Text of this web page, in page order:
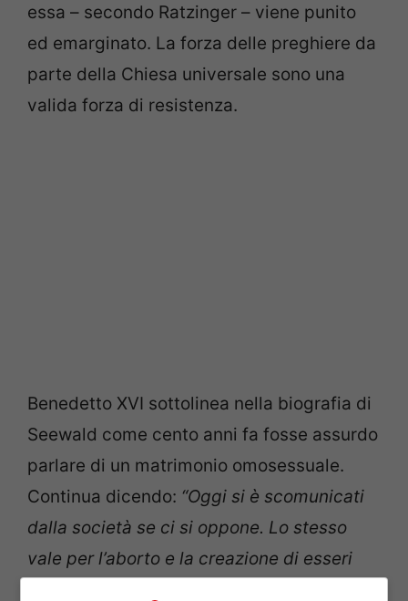
essa – secondo Ratzinger – viene punito
ed emarginato. La forza delle preghiere da
parte della Chiesa universale sono una
valida forza di resistenza.
Benedetto XVI sottolinea nella biografia di
Seewald come cento anni fa fosse assurdo
parlare di un matrimonio omosessuale.
Continua dicendo: “Oggi si è scomunicati
dalla società se ci si oppone. Lo stesso
vale per l’aborto e la creazione di esseri